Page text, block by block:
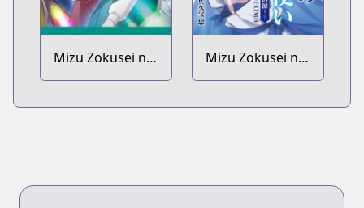
Mizu Zokusei no
Mahoutsukai Dai
Mizu Zokusei no
Mahoutsukai